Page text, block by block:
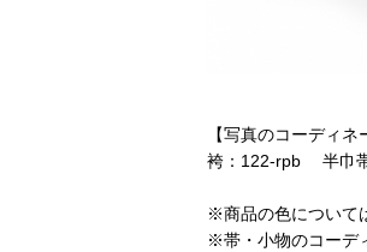
【写真のコーディネ
袴：122-rpb 半巾
※商品の色について
※帯・小物のコーデ